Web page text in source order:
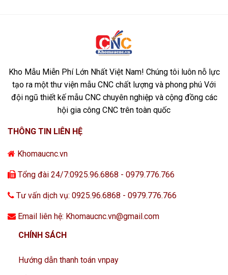
Kho Mẫu Miễn Phí Lớn Nhất Việt Nam! Chúng tôi luôn nỗ lực
tạo ra một thư viện mẫu CNC chất lượng và phong phú Với
đội ngũ thiết kế mẫu CNC chuyên nghiệp và cộng đồng các
hội gia công CNC trên toàn quốc
THÔNG TIN LIÊN HỆ
Khomaucnc.vn
Tổng đài 24/7:0925.96.6868 - 0979.776.766
Tư vấn dịch vụ: 0925.96.6868 - 0979.776.766
Email liên hệ: Khomaucnc.vn@gmail.com
CHÍNH SÁCH
Hướng dẫn thanh toán vnpay